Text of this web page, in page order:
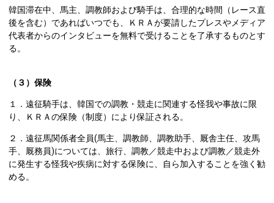
韓国滞在中、馬主、調教師および騎手は、合理的な時間（レース直
後を含む）であればいつでも、ＫＲＡが要請したプレスやメディア
代表者からのインタビューを無料で受けることを了承するものとす
る。
（３）保険
１．遠征騎手は、韓国での調教・競走に関連する怪我や事故に限
り、ＫＲＡの保険（制度）により保証される。
２．遠征馬関係者全員(馬主、調教師、調教助手、厩舎主任、攻馬
手、厩務員)については、旅行、調教／競走中および調教／競走外
に発生する怪我や疾病に対する保険に、自ら加入することを強く勧
める。